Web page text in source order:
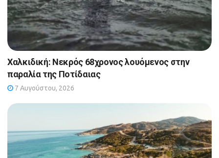
Χαλκιδική: Νεκρός 68χρονος λουόμενος στην
παραλία της Ποτίδαιας
7 Αυγούστου, 2026